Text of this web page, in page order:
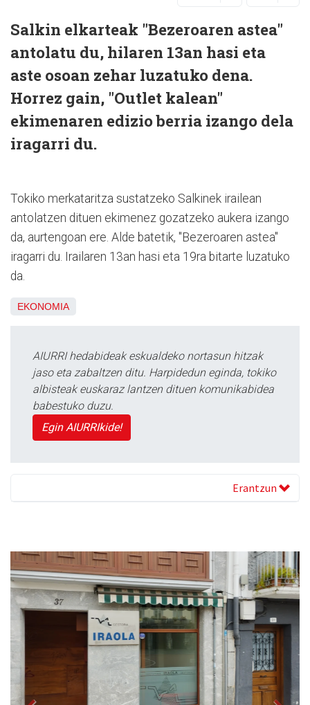
Salkin elkarteak "Bezeroaren astea"
antolatu du, hilaren 13an hasi eta
aste osoan zehar luzatuko dena.
Horrez gain, "Outlet kalean"
ekimenaren edizio berria izango dela
iragarri du.
Tokiko merkataritza sustatzeko Salkinek irailean
antolatzen dituen ekimenez gozatzeko aukera izango
da, aurtengoan ere. Alde batetik, "Bezeroaren astea"
iragarri du. Irailaren 13an hasi eta 19ra bitarte luzatuko
da.
EKONOMIA
AIURRI hedabideak eskualdeko nortasun hitzak
jaso eta zabaltzen ditu. Harpidedun eginda, tokiko
albisteak euskaraz lantzen dituen komunikabidea
babestuko duzu.
Egin AIURRIkide!
Erantzun